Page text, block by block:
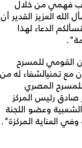
فهمي من خلال
العزيز القدير أن
الدعاء لهذا
القومي للمسرح
تمنيالشفاء له من
للمسرح المصري
صادق رئيس المركز
وعضو اللجنة
العناية المركزة".